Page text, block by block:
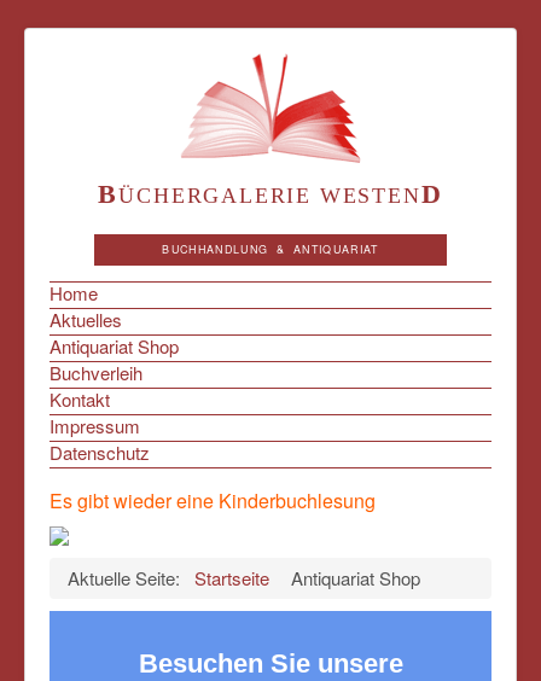
BÜCHERGALERIE WESTEND
BUCHHANDLUNG & ANTIQUARIAT
Home
Aktuelles
Antiquariat Shop
Buchverleih
Kontakt
Impressum
Datenschutz
Es gibt wieder eine Kinderbuchlesung
Aktuelle Seite: Startseite Antiquariat Shop
Besuchen Sie unsere